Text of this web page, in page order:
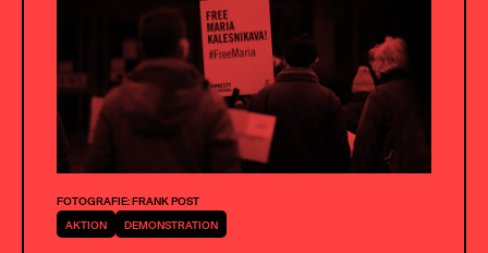
FOTOGRAFIE: FRANK POST
AKTION
DEMONSTRATION